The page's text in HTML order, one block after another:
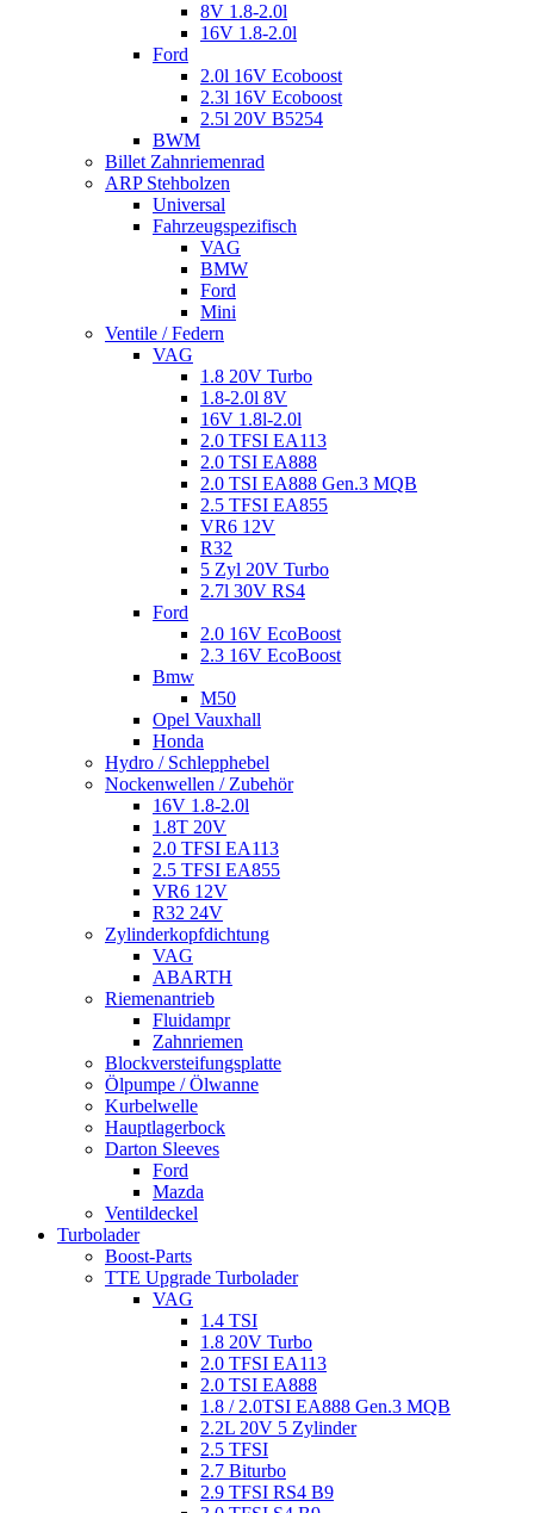
8V 1.8-2.0l
16V 1.8-2.0l
Ford
2.0l 16V Ecoboost
2.3l 16V Ecoboost
2.5l 20V B5254
BWM
Billet Zahnriemenrad
ARP Stehbolzen
Universal
Fahrzeugspezifisch
VAG
BMW
Ford
Mini
Ventile / Federn
VAG
1.8 20V Turbo
1.8-2.0l 8V
16V 1.8l-2.0l
2.0 TFSI EA113
2.0 TSI EA888
2.0 TSI EA888 Gen.3 MQB
2.5 TFSI EA855
VR6 12V
R32
5 Zyl 20V Turbo
2.7l 30V RS4
Ford
2.0 16V EcoBoost
2.3 16V EcoBoost
Bmw
M50
Opel Vauxhall
Honda
Hydro / Schlepphebel
Nockenwellen / Zubehör
16V 1.8-2.0l
1.8T 20V
2.0 TFSI EA113
2.5 TFSI EA855
VR6 12V
R32 24V
Zylinderkopfdichtung
VAG
ABARTH
Riemenantrieb
Fluidampr
Zahnriemen
Blockversteifungsplatte
Ölpumpe / Ölwanne
Kurbelwelle
Hauptlagerbock
Darton Sleeves
Ford
Mazda
Ventildeckel
Turbolader
Boost-Parts
TTE Upgrade Turbolader
VAG
1.4 TSI
1.8 20V Turbo
2.0 TFSI EA113
2.0 TSI EA888
1.8 / 2.0TSI EA888 Gen.3 MQB
2.2L 20V 5 Zylinder
2.5 TFSI
2.7 Biturbo
2.9 TFSI RS4 B9